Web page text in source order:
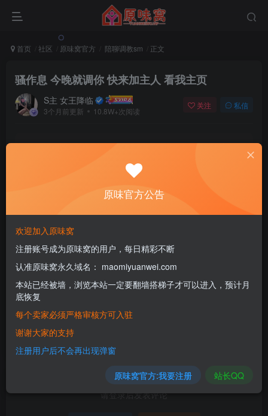
首页 社区 原味窝官方 陪聊调教sm 正文
骚作息 今晚就调你 快来加主人 看我主页
S主 女王降临
3个月前更新 10.8W+次阅读
关注 私信
登录后继续查看
0
请登录后发表评论
原味官方公告
欢迎加入原味窝
注册账号成为原味窝的用户，每日精彩不断
认准原味窝永久域名： maomiyuanwei.com
本站已经被墙，浏览本站一定要翻墙搭梯子才可以进入，预计月
底恢复
每个卖家必须严格审核方可入驻
谢谢大家的支持
注册用户后不会再出现弹窗
原味窝官方:我要注册 站长QQ